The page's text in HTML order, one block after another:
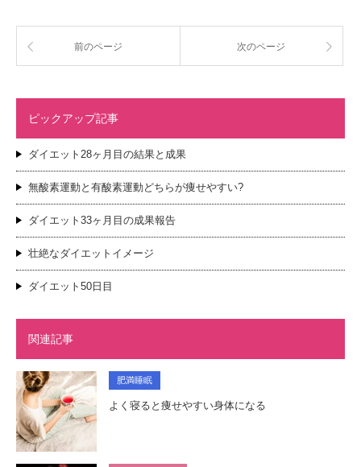
前のページ 次のページ
ピックアップ記事
ダイエット28ヶ月目の結果と成果
無酸素運動と有酸素運動どちらが痩せやすい?
ダイエット33ヶ月目の成果報告
壮絶なダイエットイメージ
ダイエット50日目
関連記事
肥満睡眠
よく寝ると痩せやすい身体になる